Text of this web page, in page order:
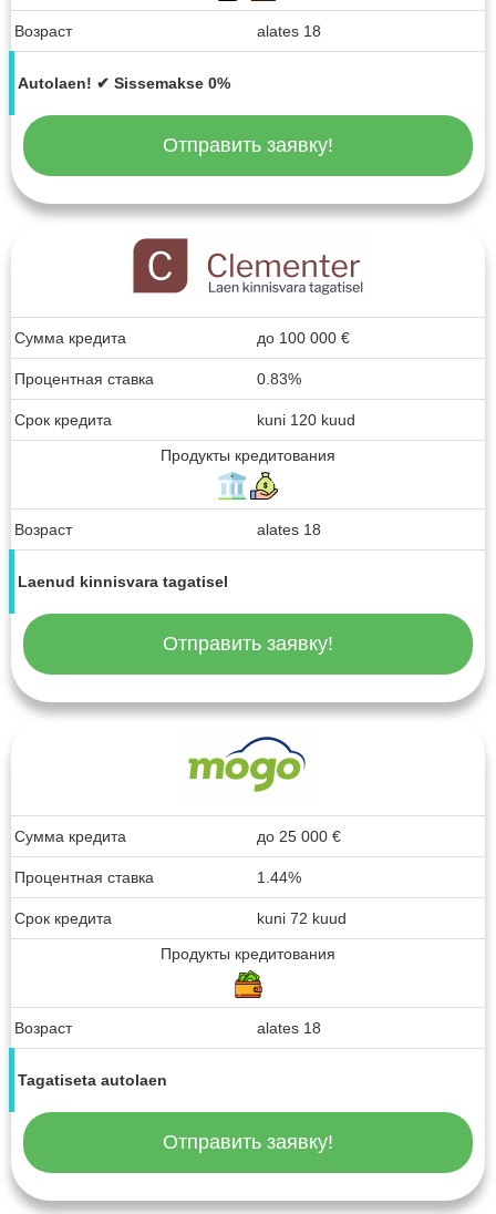
Возраст alates 18
Autolaen! ✔ Sissemakse 0%
Отправить заявку!
Сумма кредита до 100 000 €
Процентная ставка 0.83%
Срок кредита
kuni 120 kuud
Продукты кредитования
Возраст alates 18
Laenud kinnisvara tagatisel
Отправить заявку!
Сумма кредита до 25 000 €
Процентная ставка 1.44%
Срок кредита
kuni 72 kuud
Продукты кредитования
Возраст alates 18
Tagatiseta autolaen
Отправить заявку!